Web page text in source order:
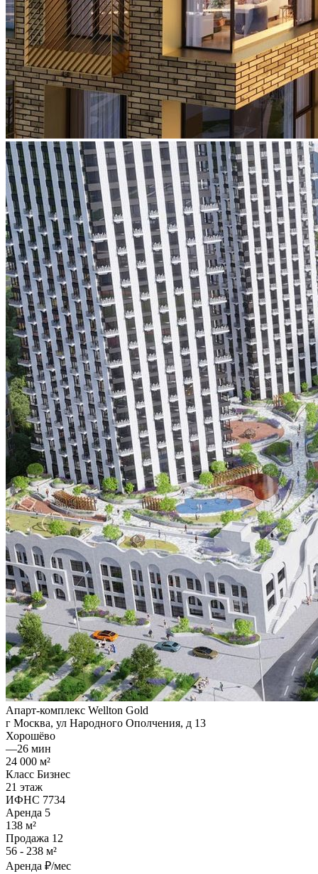
Апарт-комплекс Wellton Gold
г Москва, ул Народного Ополчения, д 13
Хорошёво
—26 мин
24 000 м²
Класс Бизнес
21 этаж
ИФНС 7734
Аренда 5
138 м²
Продажа 12
56 - 238 м²
Аренда ₽/мес